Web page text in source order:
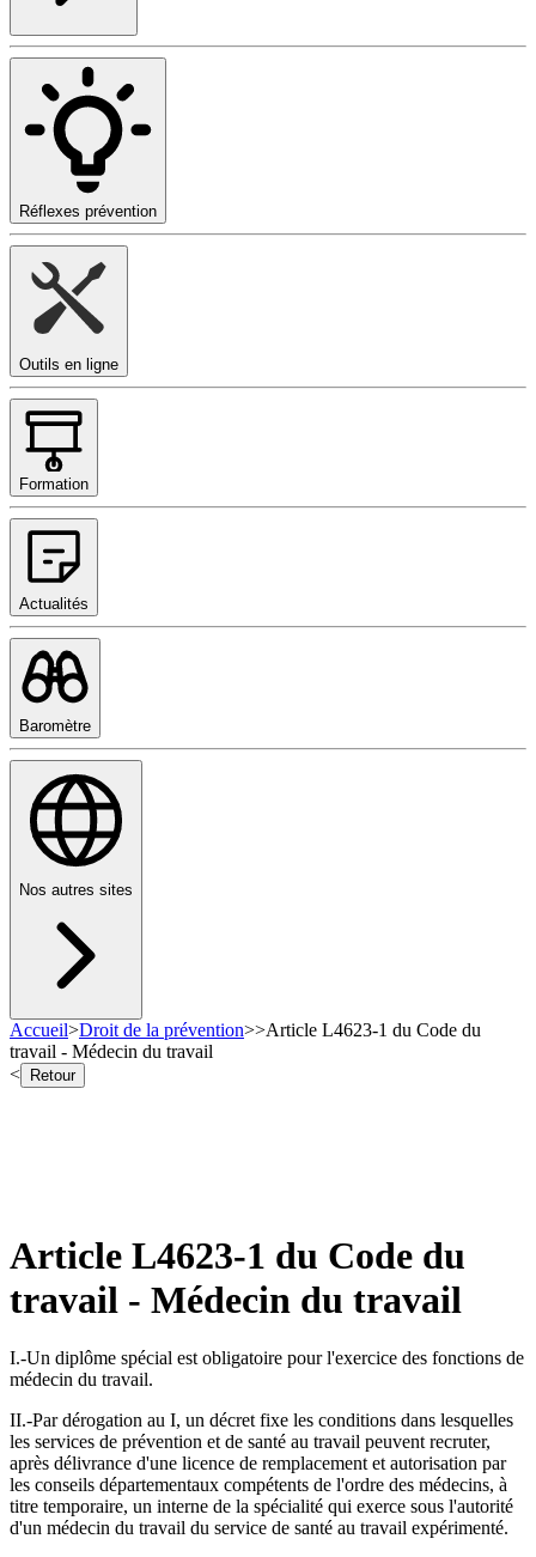
Réflexes prévention
Outils en ligne
Formation
Actualités
Baromètre
Nos autres sites
Accueil>Droit de la prévention>>Article L4623-1 du Code du
travail - Médecin du travail
<
Retour
Article L4623-1 du Code du
travail - Médecin du travail
I.-Un diplôme spécial est obligatoire pour l'exercice des fonctions de
médecin du travail.
II.-Par dérogation au I, un décret fixe les conditions dans lesquelles
les services de prévention et de santé au travail peuvent recruter,
après délivrance d'une licence de remplacement et autorisation par
les conseils départementaux compétents de l'ordre des médecins, à
titre temporaire, un interne de la spécialité qui exerce sous l'autorité
d'un médecin du travail du service de santé au travail expérimenté.